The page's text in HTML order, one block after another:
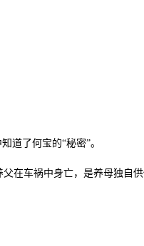
了何宝的“秘密”。
在车祸中身亡，是养母独自